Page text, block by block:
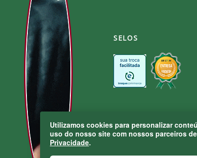
Utilizamos cookies para personalizar
uso do nosso site com nossos parceiros
Privacidade.
SELOS